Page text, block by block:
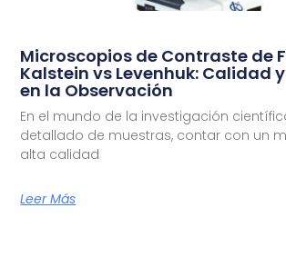
Microscopios de Contraste de
Kalstein vs Levenhuk: Calidad
en la Observación
En el mundo de la investigación
detallado de muestras, contar con un
alta calidad
Leer Más